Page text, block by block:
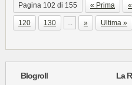
Pagina 102 di 155 « Prima «
120 130 ... » Ultima »
Blogroll La